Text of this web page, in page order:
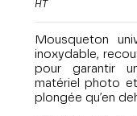
HT
Mousqueton
inoxydable,
pour garantir
matériel photo
plongée qu’en